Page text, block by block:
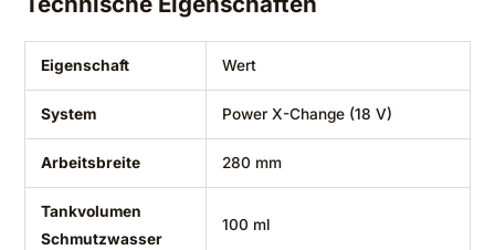
Eigenschaft Wert
System Power X-Change (18 V)
Arbeitsbreite 280 mm
Tankvolumen
Schmutzwasser
100 ml